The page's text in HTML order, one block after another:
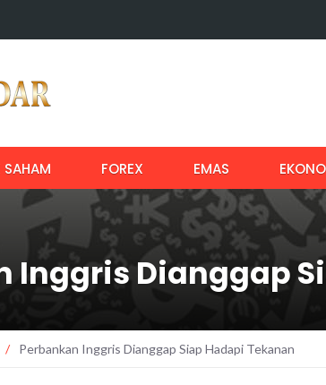
SAHAM FOREX EMAS
Inggris Dianggap
/ Perbankan Inggris Dianggap Siap Hadapi Tekanan